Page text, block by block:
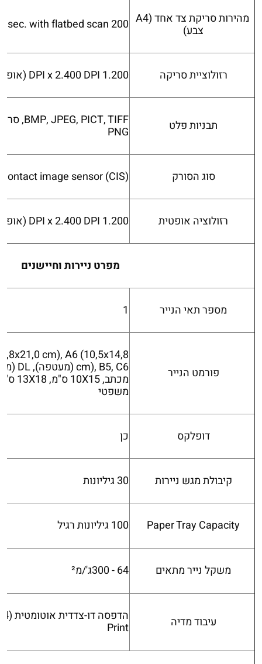
מהירות סריקת צד אחד (A4
צבע) 200 DPI; , 28 sec. with flatbed scan
רזולוציית סריקה 1.200 DPI x 2.400 DPI (אופקי x אנכי)
תבניות פלט PNG
סוג הסורק Contact image sensor (CIS)
רזולוציה אופטית 1.200 DPI x 2.400 DPI (אופקי x אנכי)
מפרט ניירות וחיישנים
מספר תאי הנייר 1
פורמט הנייר
cm), A6 (10,5x14,8
משפטי
דופלקס כן
קיבולת מגש ניירות 30 גיליונות
Paper Tray Capacity 100 גיליונות רגיל
משקל נייר מתאים 64 - 300ג'/מ²
עיבוד מדיה Print